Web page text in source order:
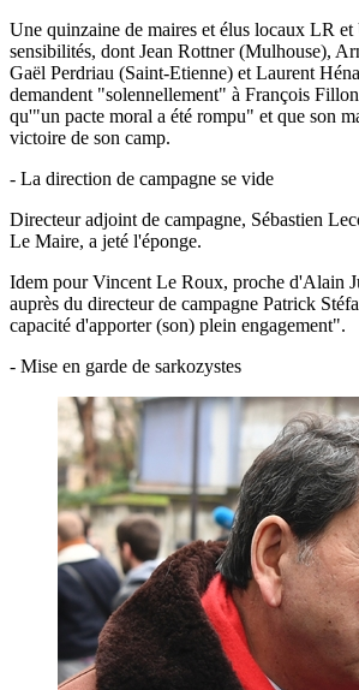
Une quinzaine de maires et élus locaux LR
sensibilités, dont Jean Rottner (Mulhouse),
Gaël Perdriau (Saint-Etienne) et Laurent
demandent "solennellement" à François
qu'"un pacte moral a été rompu" et que son
victoire de son camp.
- La direction de campagne se vide
Directeur adjoint de campagne, Sébastien
Le Maire, a jeté l'éponge.
Idem pour Vincent Le Roux, proche d'Alain
auprès du directeur de campagne Patrick
capacité d'apporter (son) plein engagement".
- Mise en garde de sarkozystes